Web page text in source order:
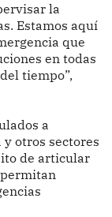
la
Estamos aquí
que
en todas
tiempo”,
a
otros sectores
de articular